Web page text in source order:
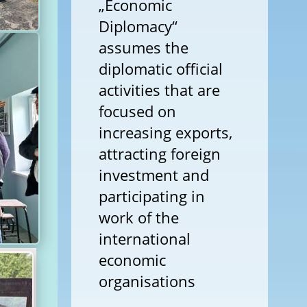
„Economic
Diplomacy“
assumes the
diplomatic official
activities that are
focused on
increasing exports,
attracting foreign
investment and
participating in
work of the
international
economic
organisations